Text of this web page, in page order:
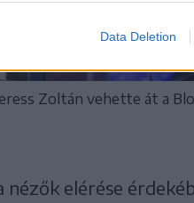
Data Deletion
Zoltán vehette át a
elérése